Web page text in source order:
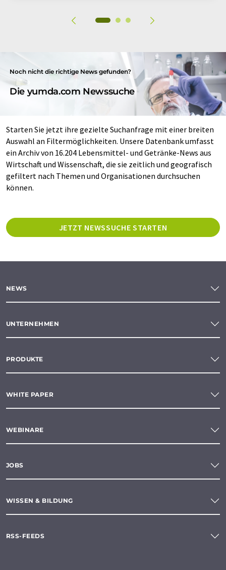
Noch nicht die richtige News gefunden?
Die yumda.com Newssuche
Starten Sie jetzt ihre gezielte Suchanfrage mit einer breiten
Auswahl an Filtermöglichkeiten. Unsere Datenbank umfasst
ein Archiv von 16.204 Lebensmittel- und Getränke-News aus
Wirtschaft und Wissenschaft, die sie zeitlich und geografisch
gefiltert nach Themen und Organisationen durchsuchen
können.
JETZT NEWSSUCHE STARTEN
NEWS
UNTERNEHMEN
PRODUKTE
WHITE PAPER
WEBINARE
JOBS
WISSEN & BILDUNG
RSS-FEEDS